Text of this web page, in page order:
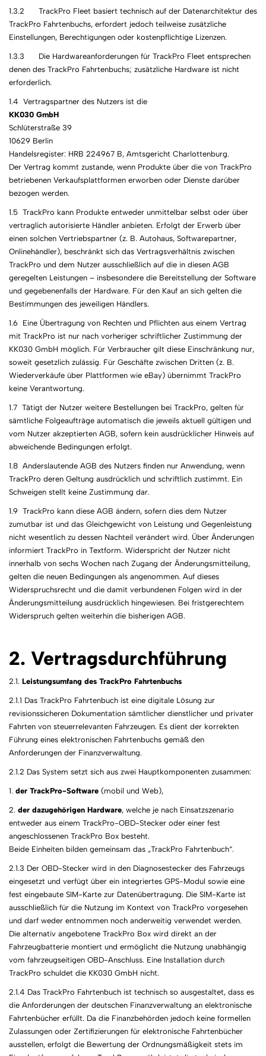
1.3.2 TrackPro Fleet basiert technisch auf der Datenarchitektur des
TrackPro Fahrtenbuchs, erfordert jedoch teilweise zusätzliche
Einstellungen, Berechtigungen oder kostenpflichtige Lizenzen.
1.3.3 Die Hardwareanforderungen für TrackPro Fleet entsprechen
denen des TrackPro Fahrtenbuchs; zusätzliche Hardware ist nicht
erforderlich.
1.4 Vertragspartner des Nutzers ist die
KK030 GmbH
Schlüterstraße 39
10629 Berlin
Handelsregister: HRB 224967 B, Amtsgericht Charlottenburg.
Der Vertrag kommt zustande, wenn Produkte über die von TrackPro
betriebenen Verkaufsplattformen erworben oder Dienste darüber
bezogen werden.
1.5 TrackPro kann Produkte entweder unmittelbar selbst oder über
vertraglich autorisierte Händler anbieten. Erfolgt der Erwerb über
einen solchen Vertriebspartner (z. B. Autohaus, Softwarepartner,
Onlinehändler), beschränkt sich das Vertragsverhältnis zwischen
TrackPro und dem Nutzer ausschließlich auf die in diesen AGB
geregelten Leistungen – insbesondere die Bereitstellung der Software
und gegebenenfalls der Hardware. Für den Kauf an sich gelten die
Bestimmungen des jeweiligen Händlers.
1.6 Eine Übertragung von Rechten und Pflichten aus einem Vertrag
mit TrackPro ist nur nach vorheriger schriftlicher Zustimmung der
KK030 GmbH möglich. Für Verbraucher gilt diese Einschränkung nur,
soweit gesetzlich zulässig. Für Geschäfte zwischen Dritten (z. B.
Wiederverkäufe über Plattformen wie eBay) übernimmt TrackPro
keine Verantwortung.
1.7 Tätigt der Nutzer weitere Bestellungen bei TrackPro, gelten für
sämtliche Folgeaufträge automatisch die jeweils aktuell gültigen und
vom Nutzer akzeptierten AGB, sofern kein ausdrücklicher Hinweis auf
abweichende Bedingungen erfolgt.
1.8 Anderslautende AGB des Nutzers finden nur Anwendung, wenn
TrackPro deren Geltung ausdrücklich und schriftlich zustimmt. Ein
Schweigen stellt keine Zustimmung dar.
1.9 TrackPro kann diese AGB ändern, sofern dies dem Nutzer
zumutbar ist und das Gleichgewicht von Leistung und Gegenleistung
nicht wesentlich zu dessen Nachteil verändert wird. Über Änderungen
informiert TrackPro in Textform. Widerspricht der Nutzer nicht
innerhalb von sechs Wochen nach Zugang der Änderungsmitteilung,
gelten die neuen Bedingungen als angenommen. Auf dieses
Widerspruchsrecht und die damit verbundenen Folgen wird in der
Änderungsmitteilung ausdrücklich hingewiesen. Bei fristgerechtem
Widerspruch gelten weiterhin die bisherigen AGB.
2. Vertragsdurchführung
2.1. Leistungsumfang des TrackPro Fahrtenbuchs
2.1.1 Das TrackPro Fahrtenbuch ist eine digitale Lösung zur
revisionssicheren Dokumentation sämtlicher dienstlicher und privater
Fahrten von steuerrelevanten Fahrzeugen. Es dient der korrekten
Führung eines elektronischen Fahrtenbuchs gemäß den
Anforderungen der Finanzverwaltung.
2.1.2 Das System setzt sich aus zwei Hauptkomponenten zusammen:
1. der TrackPro-Software (mobil und Web),
2. der dazugehörigen Hardware, welche je nach Einsatzszenario
entweder aus einem TrackPro-OBD-Stecker oder einer fest
angeschlossenen TrackPro Box besteht.
Beide Einheiten bilden gemeinsam das „TrackPro Fahrtenbuch“.
2.1.3 Der OBD-Stecker wird in den Diagnosestecker des Fahrzeugs
eingesetzt und verfügt über ein integriertes GPS-Modul sowie eine
fest eingebaute SIM-Karte zur Datenübertragung. Die SIM-Karte ist
ausschließlich für die Nutzung im Kontext von TrackPro vorgesehen
und darf weder entnommen noch anderweitig verwendet werden.
Die alternativ angebotene TrackPro Box wird direkt an der
Fahrzeugbatterie montiert und ermöglicht die Nutzung unabhängig
vom fahrzeugseitigen OBD-Anschluss. Eine Installation durch
TrackPro schuldet die KK030 GmbH nicht.
2.1.4 Das TrackPro Fahrtenbuch ist technisch so ausgestaltet, dass es
die Anforderungen der deutschen Finanzverwaltung an elektronische
Fahrtenbücher erfüllt. Da die Finanzbehörden jedoch keine formellen
Zulassungen oder Zertifizierungen für elektronische Fahrtenbücher
ausstellen, erfolgt die Bewertung der Ordnungsmäßigkeit stets im